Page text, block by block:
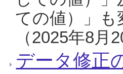
ての値）」
（2025年8月
データ修正